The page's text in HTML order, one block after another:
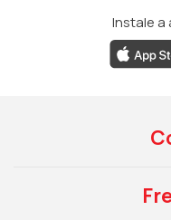
Instale a